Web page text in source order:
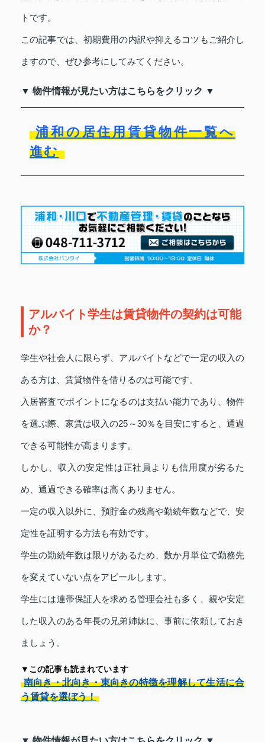
トです。
この記事では、初期費用の内訳や抑えるコツもご紹介し
ますので、ぜひ参考にしてみてください。
▼ 物件情報が見たい方はこちらをクリック ▼
浦和の居住用賃貸物件一覧へ
進む
アルバイト学生は賃貸物件の契約は可能
か？
学生や社会人に限らず、アルバイトなどで一定の収入の
ある方は、賃貸物件を借りるのは可能です。
入居審査でポイントになるのは支払い能力であり、物件
を選ぶ際、家賃は収入の25～30％を目安にすると、通過
できる可能性が高まります。
しかし、収入の安定性は正社員よりも信用度が劣るた
め、通過できる確率は高くありません。
一定の収入以外に、預貯金の残高や勤続年数などで、安
定性を証明する方法も有効です。
学生の勤続年数は限りがあるため、数か月単位で勤務先
を変えていない点をアピールします。
学生には連帯保証人を求める管理会社も多く、親や安定
した収入のある年長の兄弟姉妹に、事前に依頼しておき
ましょう。
▼この記事も読まれています
南向き・北向き・東向きの特徴を理解して生活に合
う賃貸を選ぼう！